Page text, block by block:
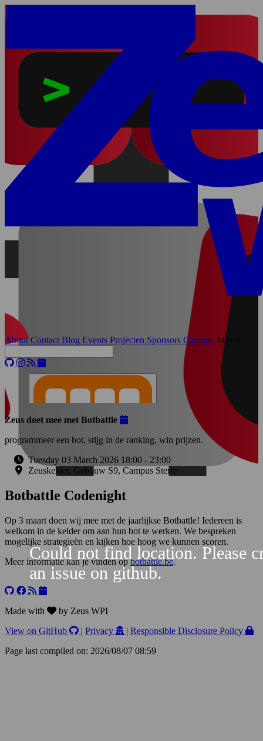
AboutContact Blog Events Projecten Sponsors Cammie Mirror
Zeus doet mee met Botbattle
programmeer een bot, stijg in de ranking, win prijzen.
Tuesday 03 March 2026 18:00 - 23:00
Zeuskelder, Gebouw S9, Campus Sterre
Botbattle Codenight
Op 3 maart doen wij mee met de jaarlijkse Botbattle! Iedereen is
welkom in de kelder om aan hun bot te werken. We bespreken
mogelijke strategieën en kijken hoe hoog we kunnen scoren.
Meer informatie kan je vinden opbotbattle.be.
Could not find location. Please
an issue on github.
+
−
Made with
by Zeus WPI
View on GitHub
| Privacy | Responsible Disclosure Policy
Page last compiled on: 2026/08/07 08:59